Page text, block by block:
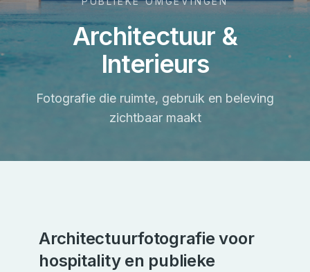
Architectuur &
Interieurs
Fotografie die ruimte, gebruik en beleving
zichtbaar maakt
Architectuurfotografie voor
hospitality en publieke